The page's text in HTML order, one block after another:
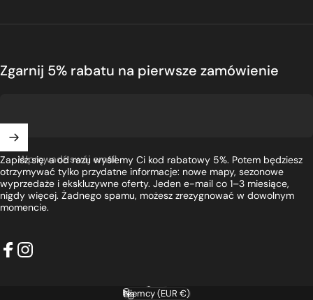
Zgarnij 5% rabatu na pierwsze zamówienie
Wprowadź swój email
Zapisz się, a od razu wyślemy Ci kod rabatowy 5%. Potem będziesz
otrzymywać tylko przydatne informacje: nowe mapy, sezonowe
wyprzedaże i ekskluzywne oferty. Jeden e-mail co 1–3 miesiące,
nigdy więcej. Żadnego spamu, możesz zrezygnować w dowolnym
momencie.
Język
Niemcy (EUR €)